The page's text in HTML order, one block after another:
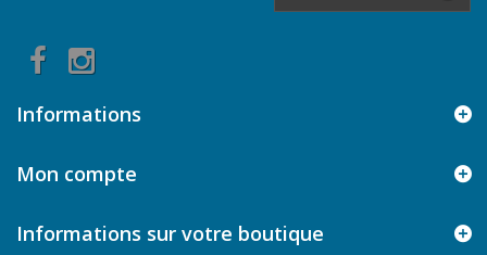
Informations
Mon compte
Informations sur votre boutique